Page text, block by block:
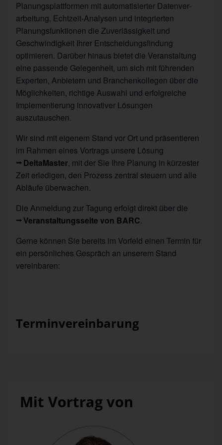
Planungsplattformen mit automatisierter Daten­ver­
arbeitung, Echtzeit-Analysen und integrierten
Planungsfunktionen die Zuverlässigkeit und
Geschwindigkeit Ihrer Entscheidungsfindung
optimieren. Darüber hinaus bietet die Veranstaltung
eine passende Gelegenheit, um sich mit führenden
Experten, Anbietern und Branchenkollegen über die
Möglichkeiten, richtige Auswahl und erfolgreiche
Implementierung innovativer Lösungen
auszutauschen.
Wir sind mit eigenem Stand vor Ort und präsentieren
im Rahmen eines Vortrags unsere Lösung
DeltaMaster, mit der Sie Ihre Planung in kürzester
Zeit erledigen, den Prozess zentral steuern und alle
Abläufe überwachen.
Die Anmeldung zur Tagung erfolgt direkt über die
Veranstaltungsseite von BARC.
Gerne können Sie bereits im Vorfeld einen Termin für
ein persönliches Gespräch an unserem Stand
vereinbaren:
Terminvereinbarung
Mit Vortrag von